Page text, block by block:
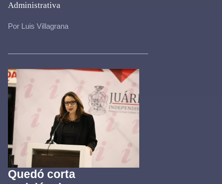
Administrativa
Por Luis Villagrana
Quedó corta